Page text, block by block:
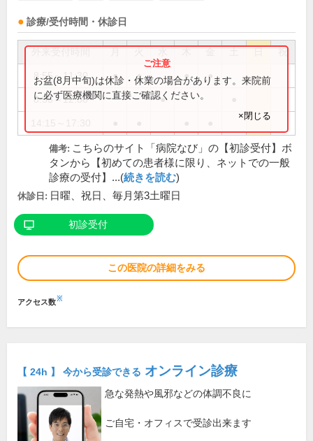
診療/受付時間・休診日
祝
8:55～11:30 ● ● ● ●
8:55～12:30 ●
お盆(8月中旬)は休診・休業の場合があります。来院前
に必ず医療機関に直接ご確認ください。
×閉じる
備考: こちらのサイト「病院なび」の【初診受付】ボ
タンから【初めての患者様に限り、ネットでの一般
診療の受付】...(続きを読む)
休診日: 日曜、祝日、毎月第3土曜日
初診受付
この医院の詳細をみる
アクセス数※
【 24h 】 今から受診できる オンライン診療
急な発熱や風邪などの体調不良に
ご自宅・オフィスで受診出来ます